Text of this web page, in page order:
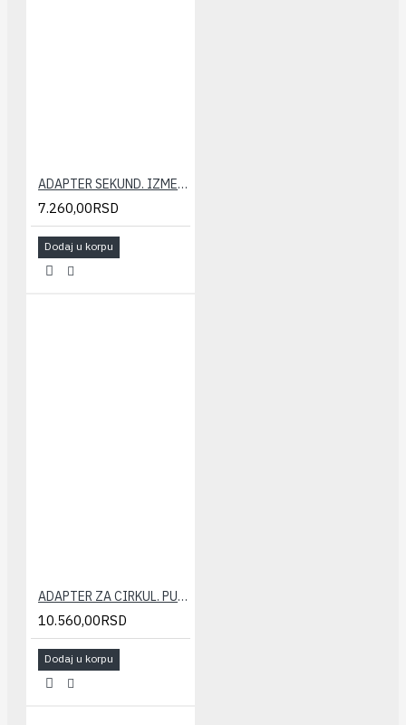
ADAPTER SEKUND. IZMENJIVACA AQUAMAX
7.260,00RSD
Dodaj u korpu
ADAPTER ZA CIRKUL. PUMPU AQUAMAX
10.560,00RSD
Dodaj u korpu